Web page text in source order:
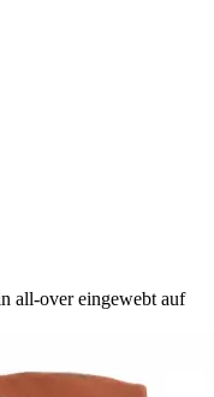
all-over eingewebt auf